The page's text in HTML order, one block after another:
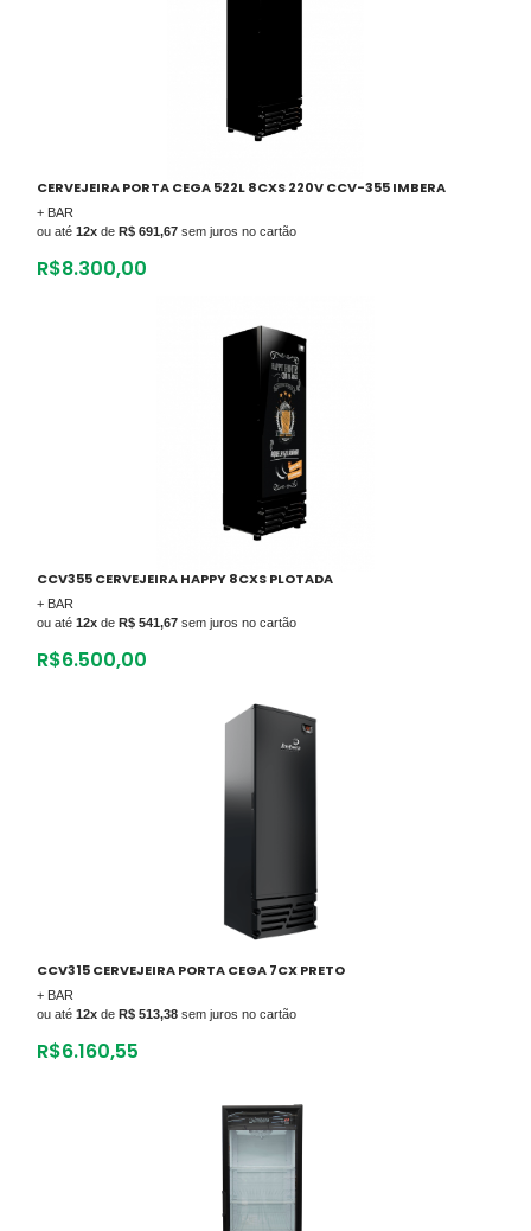
CERVEJEIRA PORTA CEGA 522L 8CXS 220V CCV-355 IMBERA
+ BAR
ou até 12x de R$ 691,67 sem juros no cartão
R$8.300,00
CCV355 CERVEJEIRA HAPPY 8CXS PLOTADA
+ BAR
ou até 12x de R$ 541,67 sem juros no cartão
R$6.500,00
CCV315 CERVEJEIRA PORTA CEGA 7CX PRETO
+ BAR
ou até 12x de R$ 513,38 sem juros no cartão
R$6.160,55